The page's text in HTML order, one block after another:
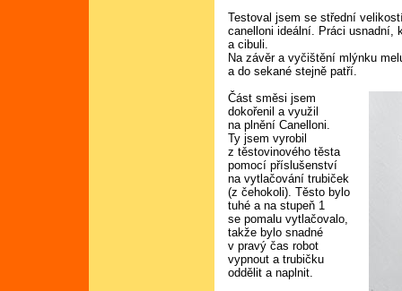
Testoval jsem se střední
canelloni ideální. Práci usnadní,
a cibuli.
Na závěr a vyčištění mlýnku
a do sekané stejně patří.
Část směsi jsem
dokořenil a využil
na plnění Canelloni.
Ty jsem vyrobil
z těstovinového těsta
pomocí příslušenství
na vytlačování trubiček
(z čehokoli). Těsto bylo
tuhé a na stupeň 1
se pomalu vytlačovalo,
takže bylo snadné
v pravý čas robot
vypnout a trubičku
oddělit a naplnit.